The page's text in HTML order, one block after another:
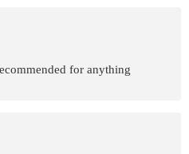
for anything